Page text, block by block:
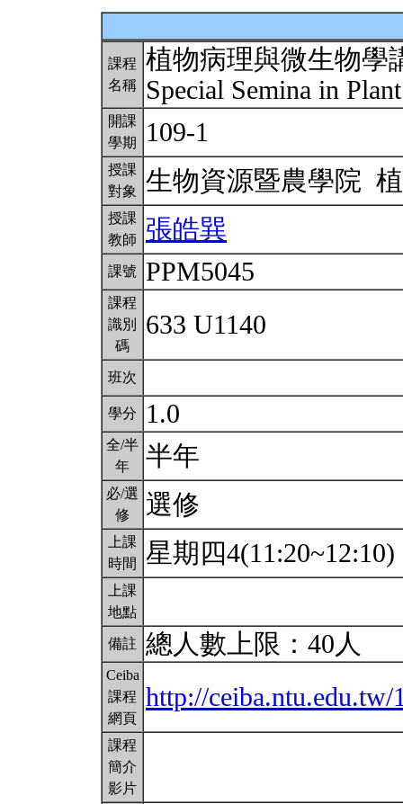
課程
名稱
植物病理與微生物學
Special Semina in
開課
學期
109-1
授課
對象
生物資源暨農學院
授課
教師
張皓巽
課號 PPM5045
課程
識別
碼
633 U1140
班次
學分 1.0
全/半
年
半年
必/選
修
選修
上課
時間
星期四4(11:20~12:10)
上課
地點
備註 總人數上限：40人
Ceiba
課程
網頁
http://ceiba.ntu.edu.tw/
課程
簡介
影片